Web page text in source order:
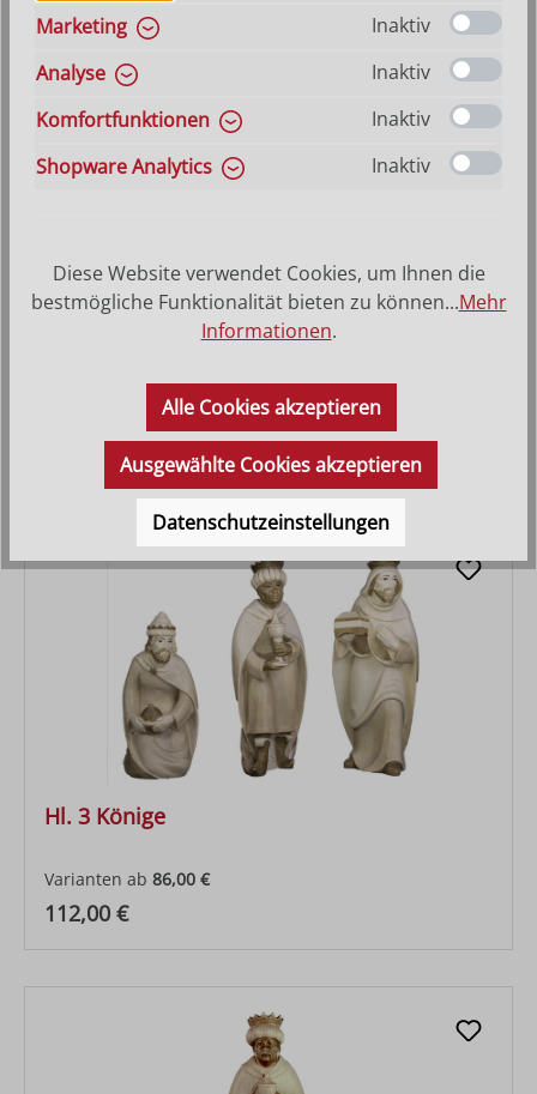
27,90 €
Regulärer Preis:
Hl. 3 Könige
Varianten ab 86,00 €
Regulärer Preis:
112,00 €
Marketing
Inaktiv
Analyse
Inaktiv
Komfortfunktionen
Inaktiv
Shopware Analytics
Inaktiv
Diese Website verwendet Cookies, um Ihnen die
bestmögliche Funktionalität bieten zu können...Mehr
Informationen.
Alle Cookies akzeptieren
Ausgewählte Cookies akzeptieren
Datenschutzeinstellungen